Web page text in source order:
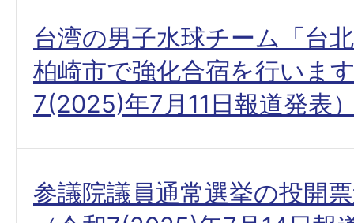
台湾の男子水球チーム「台
柏崎市で強化合宿を行いま
7(2025)年7月11日報道発表
参議院議員通常選挙の投開